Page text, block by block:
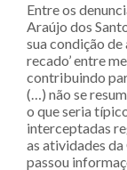
Entre os
Araújo dos
sua condição de
recado’ entre
contribuindo
(…) não se
o que seria
interceptadas
as atividades
passou